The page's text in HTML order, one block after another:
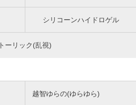
シリコーンハイドロゲル
トーリック(乱視)
越智ゆらの(ゆらゆら)